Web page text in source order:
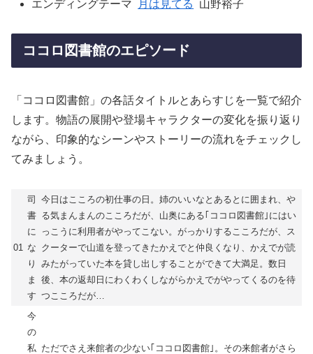
エンディングテーマ
月は見てる 山野裕子
ココロ図書館のエピソード
「ココロ図書館」の各話タイトルとあらすじを一覧で紹介
します。物語の展開や登場キャラクターの変化を振り返り
ながら、印象的なシーンやストーリーの流れをチェックし
てみましょう。
01
司
書
に
な
り
ま
す
今日はこころの初仕事の日。姉のいいなとあるとに囲まれ、や
る気まんまんのこころだが、山奥にある｢ココロ図書館｣にはい
っこうに利用者がやってこない。がっかりするこころだが、ス
クーターで山道を登ってきたかえでと仲良くなり、かえでが読
みたがっていた本を貸し出しすることができて大満足。数日
後、本の返却日にわくわくしながらかえでがやってくるのを待
つこころだが…
今
の
私 ただでさえ来館者の少ない｢ココロ図書館｣。その来館者がさら